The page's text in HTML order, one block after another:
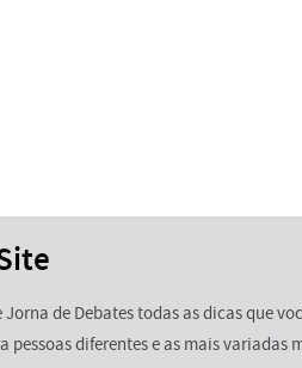
de Debates todas as dicas que
pessoas diferentes e as mais variadas